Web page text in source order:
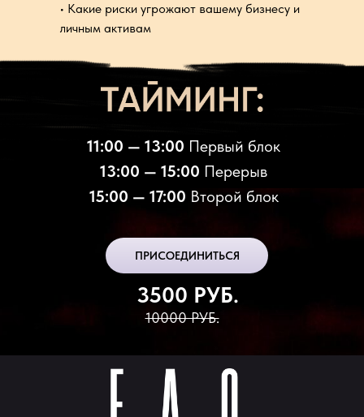
3500 РУБ.
ПРИСОЕДИНИТЬСЯ
10000 РУБ.
•⁠ ⁠⁠Какие риски угрожают вашему бизнесу и
личным активам
11:00 — 13:00 Первый блок
13:00 — 15:00 Перерыв
15:00 — 17:00 Второй блок